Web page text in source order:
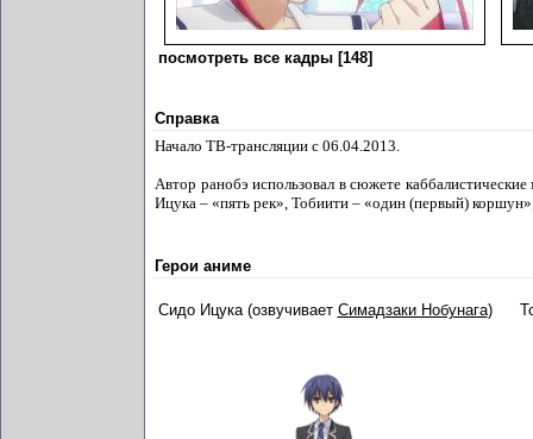
посмотреть все кадры [148]
Справка
Начало ТВ-трансляции с 06.04.2013.
Автор ранобэ использовал в сюжете
Ицука – «пять рек», Тобиити – «один (первый)
Герои аниме
Сидо Ицука (озвучивает Симадзаки Нобунага)